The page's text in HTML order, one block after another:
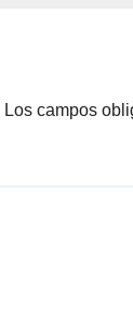
Los campos